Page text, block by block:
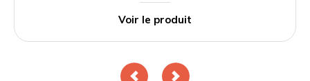
Voir le produit